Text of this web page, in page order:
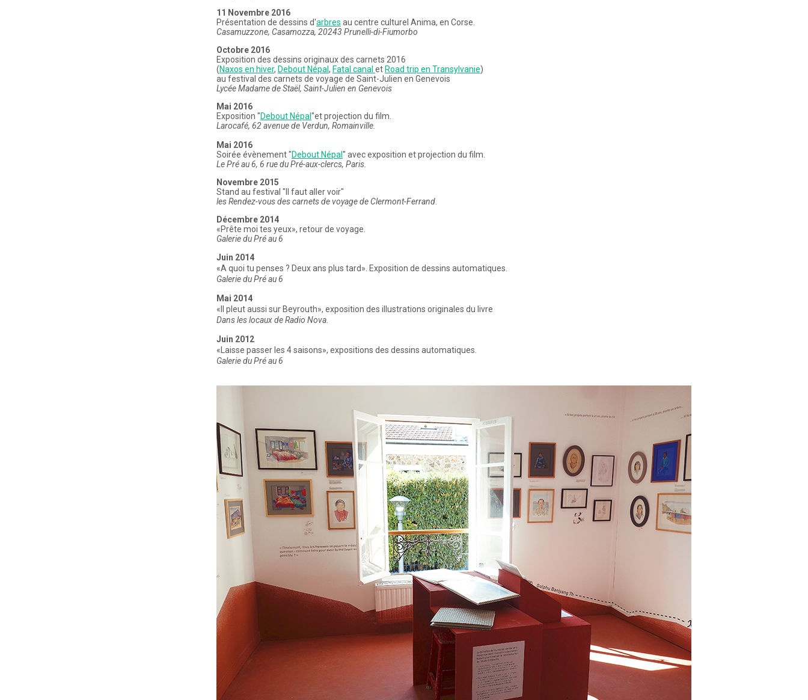
11 Novembre 2016
Présentation de dessins d'arbres au centre culturel Anima, en Corse.
Casamuzzone, Casamozza, 20243 Prunelli-di-Fiumorbo
Octobre 2016
Exposition des dessins originaux des carnets 2016
(Naxos en hiver, Debout Népal , Fatal canal et Road trip en Transylvanie)
au festival des carnets de voyage de Saint-Julien en Genevois
Lycée Madame de Staël, Saint-Julien en Genevois
Mai 2016
Exposition "Debout Népal "et projection du film.
Larocafé, 62 avenue de Verdun, Romainville.
Mai 2016
Soirée évènement "Debout Népal " avec exposition et projection du film.
Le Pré au 6, 6 rue du Pré-aux-clercs, Paris.
Novembre 2015
Stand au festival "Il faut aller voir"
les Rendez-vous des carnets de voyage de Clermont-Ferrand
Décembre 2014
«Prête moi tes yeux», retour de voyage.
Galerie du Pré au 6
Juin 2014
«A quoi tu penses ? Deux ans plus tard». Exposition de dessins automatiques.
Galerie du Pré au 6
Mai 2014
«Il pleut aussi sur Beyrouth», exposition des illustrations originales du livre
Dans les locaux de Radio Nova.
Juin 2012
«Laisse passer les 4 saisons», expositions des dessins automatiques.
Galerie du Pré au 6